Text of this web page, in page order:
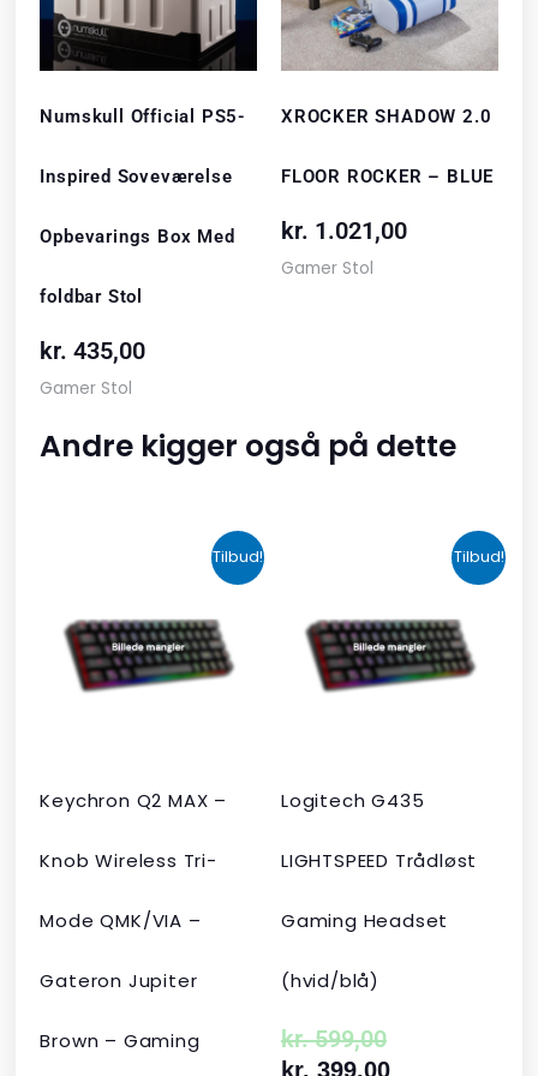
Numskull Official PS5-
Inspired Soveværelse
Opbevarings Box Med
foldbar Stol
kr. 435,00
Gamer Stol
XROCKER SHADOW 2.0
FLOOR ROCKER – BLUE
kr. 1.021,00
Gamer Stol
Andre kigger også på dette
Tilbud!
Keychron Q2 MAX –
Knob Wireless Tri-
Mode QMK/VIA –
Gateron Jupiter
Brown – Gaming
oprindelige
pris
var:
kr. 2.190,00.
Den
aktuelle
pris
er:
kr. 1.465,00.
Tilbud!
Logitech G435
LIGHTSPEED Trådløst
Gaming Headset
(hvid/blå)
kr.599,00
oprindelige
pris
var:
kr. 599,00.
kr. 399,00
aktuelle
pris
er:
kr. 399,00.